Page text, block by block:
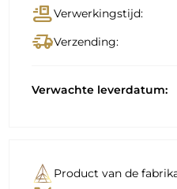
conveyor_beltVerwerkingstijd:
delivery_truck_speedVerzending:
Verwachte leverdatum:
Product van de